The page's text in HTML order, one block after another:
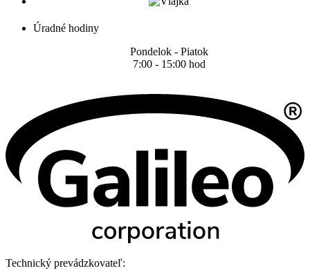
Úradné hodiny
Pondelok - Piatok
7:00 - 15:00 hod
Technický prevádzkovateľ: